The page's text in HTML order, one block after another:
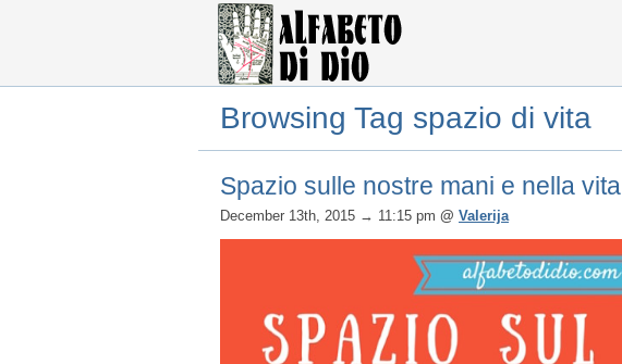
Browsing Tag spazio di vita
Spazio sulle nostre mani e nella vita
December 13th, 2015 → 11:15 pm @ Valerija